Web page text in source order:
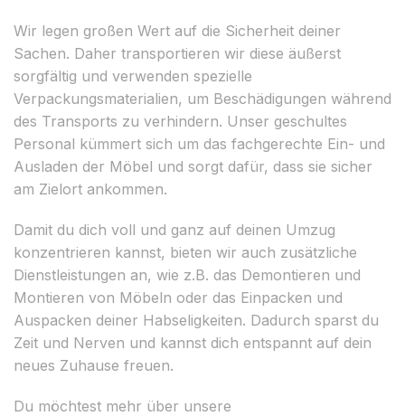
Wir legen großen Wert auf die Sicherheit deiner
Sachen. Daher transportieren wir diese äußerst
sorgfältig und verwenden spezielle
Verpackungsmaterialien, um Beschädigungen während
des Transports zu verhindern. Unser geschultes
Personal kümmert sich um das fachgerechte Ein- und
Ausladen der Möbel und sorgt dafür, dass sie sicher
am Zielort ankommen.
Damit du dich voll und ganz auf deinen Umzug
konzentrieren kannst, bieten wir auch zusätzliche
Dienstleistungen an, wie z.B. das Demontieren und
Montieren von Möbeln oder das Einpacken und
Auspacken deiner Habseligkeiten. Dadurch sparst du
Zeit und Nerven und kannst dich entspannt auf dein
neues Zuhause freuen.
Du möchtest mehr über unsere